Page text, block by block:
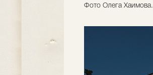
Фото Олега Хаимова.